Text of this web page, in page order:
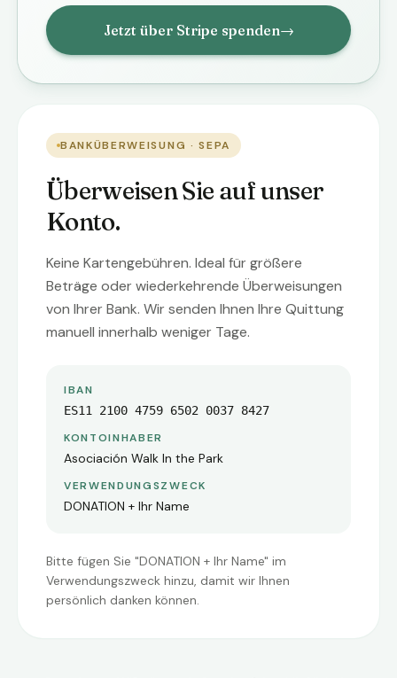
Jetzt über Stripe spenden→
BANKÜBERWEISUNG · SEPA
Überweisen Sie auf unser
Konto.
Keine Kartengebühren. Ideal für größere
Beträge oder wiederkehrende Überweisungen
von Ihrer Bank. Wir senden Ihnen Ihre Quittung
manuell innerhalb weniger Tage.
IBAN
ES11 2100 4759 6502 0037 8427
KONTOINHABER
Asociación Walk In the Park
VERWENDUNGSZWECK
DONATION + Ihr Name
Bitte fügen Sie "DONATION + Ihr Name" im
Verwendungszweck hinzu, damit wir Ihnen
persönlich danken können.